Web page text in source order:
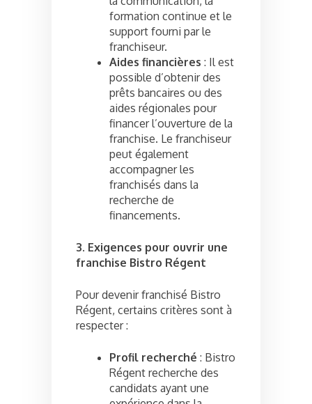
formation continue et le
support fourni par le
franchiseur.
Aides financières : Il est
possible d’obtenir des
prêts bancaires ou des
aides régionales pour
financer l’ouverture de la
franchise. Le franchiseur
peut également
accompagner les
franchisés dans la
recherche de
financements.
3. Exigences pour ouvrir une
franchise Bistro Régent
Pour devenir franchisé Bistro
Régent, certains critères sont à
respecter :
Profil recherché : Bistro
Régent recherche des
candidats ayant une